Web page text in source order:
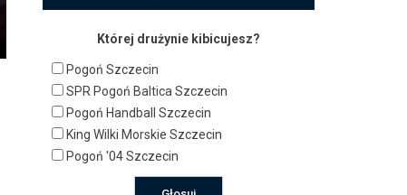
Której drużynie kibicujesz?
Pogoń Szczecin
SPR Pogoń Baltica Szczecin
Pogoń Handball Szczecin
King Wilki Morskie Szczecin
Pogoń '04 Szczecin